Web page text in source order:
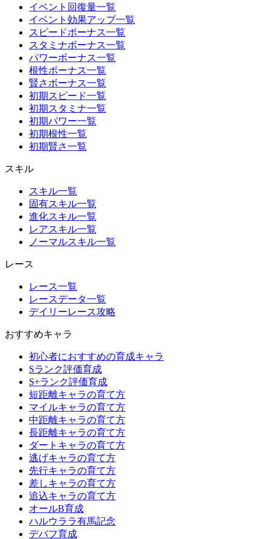
イベント回復量一覧
イベント効果アップ一覧
スピードボーナス一覧
スタミナボーナス一覧
パワーボーナス一覧
根性ボーナス一覧
賢さボーナス一覧
初期スピード一覧
初期スタミナ一覧
初期パワー一覧
初期根性一覧
初期賢さ一覧
スキル
スキル一覧
固有スキル一覧
進化スキル一覧
レアスキル一覧
ノーマルスキル一覧
レース
レース一覧
レースデータ一覧
デイリーレース攻略
おすすめキャラ
初心者におすすめの育成キャラ
Sランク評価育成
S+ランク評価育成
短距離キャラの育て方
マイルキャラの育て方
中距離キャラの育て方
長距離キャラの育て方
ダートキャラの育て方
逃げキャラの育て方
先行キャラの育て方
差しキャラの育て方
追込キャラの育て方
オールB育成
ハルウララ有馬記念
デバフ育成